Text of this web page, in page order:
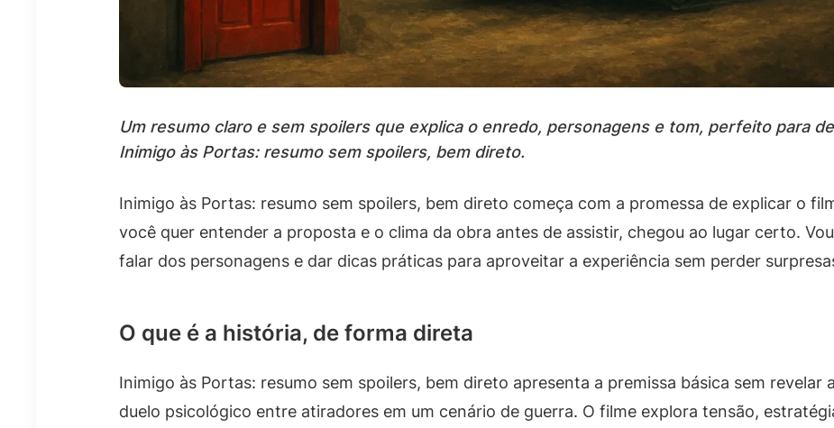
Um resumo claro e sem spoilers que explica o enredo, personagens e tom, perfeito para
Inimigo às Portas: resumo sem spoilers, bem direto.
Inimigo às Portas: resumo sem spoilers, bem direto começa com a promessa de explicar o
você quer entender a proposta e o clima da obra antes de assistir, chegou ao lugar certo.
falar dos personagens e dar dicas práticas para aproveitar a experiência sem perder
O que é a história, de forma direta
Inimigo às Portas: resumo sem spoilers, bem direto apresenta a premissa básica sem
duelo psicológico entre atiradores em um cenário de guerra. O filme explora tensão,